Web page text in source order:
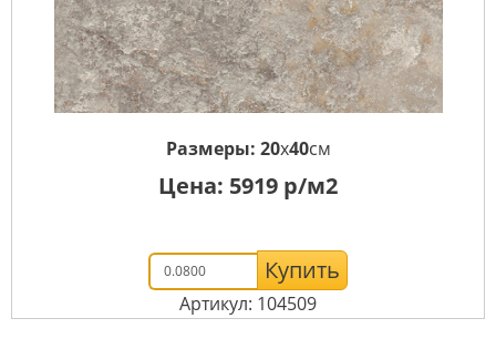
Размеры: 20x40см
Цена: 5919 р/м2
Купить
Артикул: 104509